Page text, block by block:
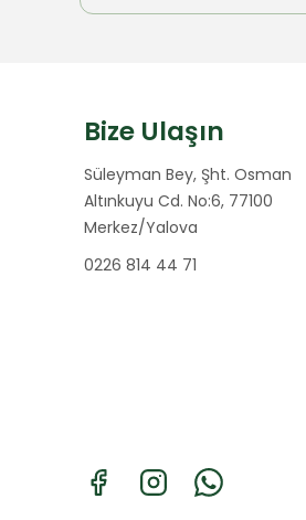
Bize Ulaşın
Süleyman Bey, Şht. Osman
Altınkuyu Cd. No:6, 77100
Merkez/Yalova
0226 814 44 71